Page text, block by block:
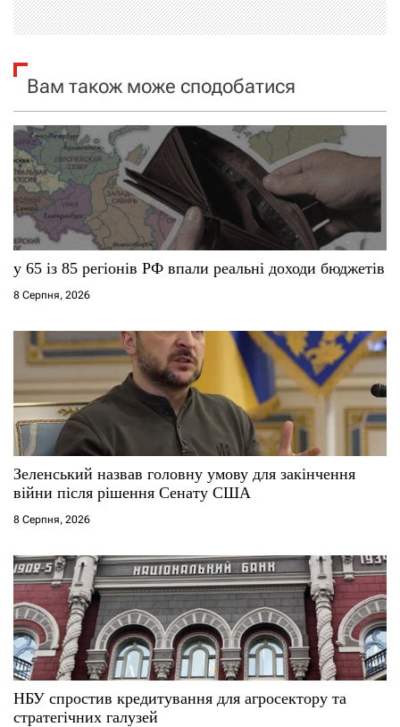
і
а
п
и
с
і
Вам також може сподобатися
у 65 із 85 регіонів РФ впали реальні доходи бюджетів
8 Серпня, 2026
Зеленський назвав головну умову для закінчення
війни після рішення Сенату США
8 Серпня, 2026
НБУ спростив кредитування для агросектору та
стратегічних галузей